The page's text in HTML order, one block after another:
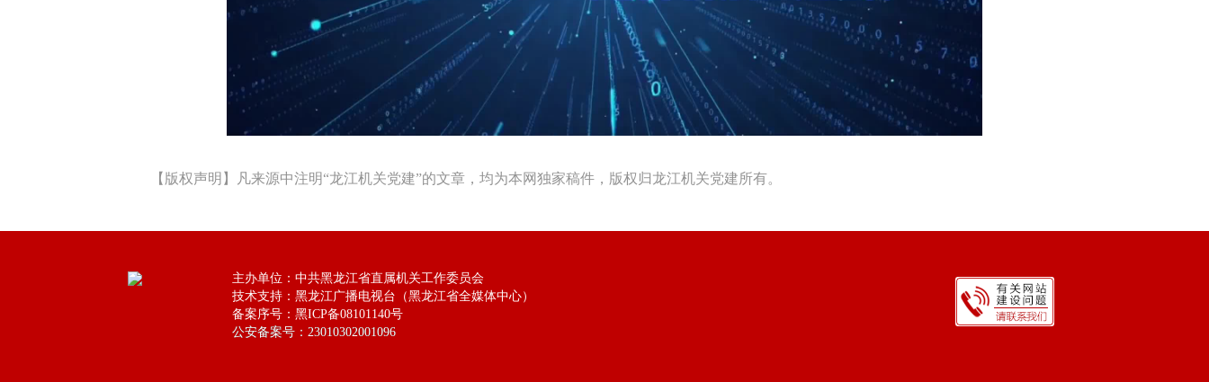
【版权声明】凡来源中注明“龙江机关党建”的文章，均为本网独家稿件，版权归龙江机关党建所有。
主办单位：中共黑龙江省直属机关工作委员会
技术支持：黑龙江广播电视台（黑龙江省全媒体中心）
备案序号：黑ICP备08101140号
公安备案号：23010302001096
公安备案号：23010302001096